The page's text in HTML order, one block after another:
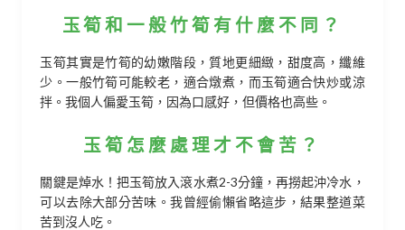
玉筍和一般竹筍有什麼不同？
玉筍其實是竹筍的幼嫩階段，質地更細緻，甜度高，纖維
少。一般竹筍可能較老，適合燉煮，而玉筍適合快炒或涼
拌。我個人偏愛玉筍，因為口感好，但價格也高些。
玉筍怎麼處理才不會苦？
關鍵是焯水！把玉筍放入滾水煮2-3分鐘，再撈起沖冷水，
可以去除大部分苦味。我曾經偷懶省略這步，結果整道菜
苦到沒人吃。